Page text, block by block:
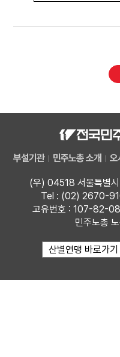
부설기관 민주노총 소개 오
(우) 04518 서울특별
Tel : (02) 2670-
고유번호 : 107-82-
민주노총
찾아보기